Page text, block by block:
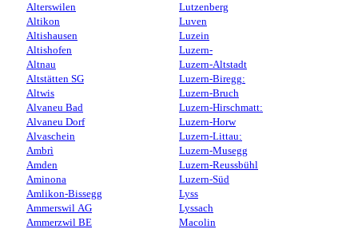
Alterswilen
Altikon
Altishausen
Altishofen
Altnau
Altstätten SG
Altwis
Alvaneu Bad
Alvaneu Dorf
Alvaschein
Ambrì
Amden
Aminona
Amlikon-Bissegg
Ammerswil AG
Ammerzwil BE
Lutzenberg
Luven
Luzein
Luzern-
Luzern-Altstadt
Luzern-Biregg:
Luzern-Bruch
Luzern-Hirschmatt:
Luzern-Horw
Luzern-Littau:
Luzern-Musegg
Luzern-Reussbühl
Luzern-Süd
Lyss
Lyssach
Macolin